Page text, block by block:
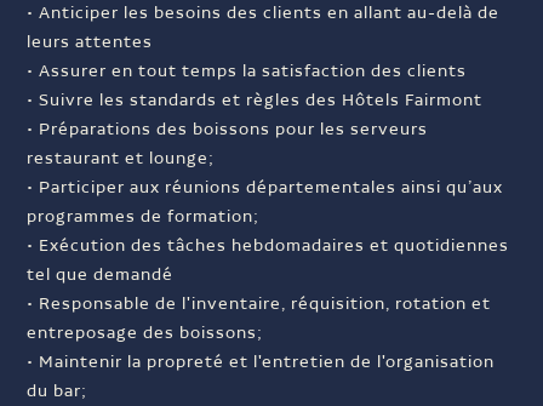
• Anticiper les besoins des clients en allant au-delà de
leurs attentes
• Assurer en tout temps la satisfaction des clients
• Suivre les standards et règles des Hôtels Fairmont
• Préparations des boissons pour les serveurs
restaurant et lounge;
• Participer aux réunions départementales ainsi qu’aux
programmes de formation;
• Exécution des tâches hebdomadaires et quotidiennes
tel que demandé
• Responsable de l'inventaire, réquisition, rotation et
entreposage des boissons;
• Maintenir la propreté et l'entretien de l'organisation
du bar;